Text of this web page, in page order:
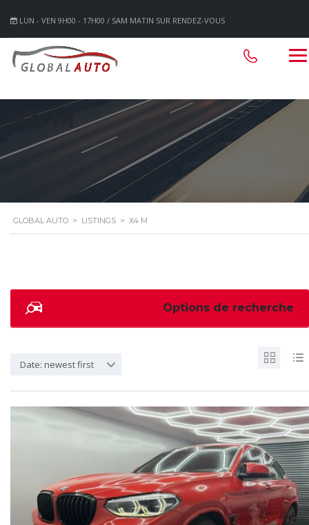
LUN - VEN 9H00 - 17H00 / SAM MATIN SUR RENDEZ-VOUS
X4 M
GLOBAL AUTO > LISTINGS > X4 M
Options de recherche
Date: newest first